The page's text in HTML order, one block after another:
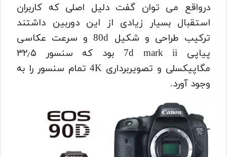
درواقع می توان گفت دلیل اصلی که کاربران
استقبال بسیار زیادی از این دوربین داشتند
ترکیب طراحی و شکیل 80d و سرعت عکاسی
پیاپی 7d mark ii بود که
سنسور ۳۲٫۵
مگاپیکسلی و تصویربرداری 4K تمام سنسور را به
وجود آورد.